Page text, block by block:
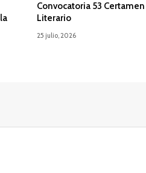
Convocatoria 53 Certamen
Literario
25 julio, 2026